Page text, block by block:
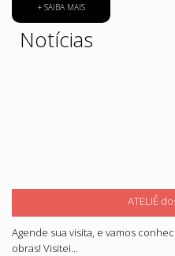
+ SAIBA MAIS
Notícias
ATELIÊ
Agende sua visita, e vamos
obras! Visitei...